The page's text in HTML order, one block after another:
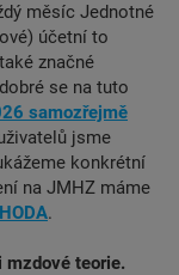
měsíc Jednotné
účetní to
značné
se na tuto
samozřejmě
jsme
konkrétní
na JMHZ máme
.
teorie.